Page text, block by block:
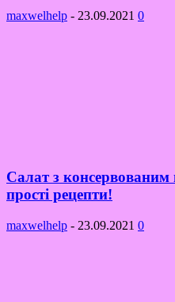
maxwelhelp - 23.09.2021 0
Салат з консервованим
прості рецепти!
maxwelhelp - 23.09.2021 0